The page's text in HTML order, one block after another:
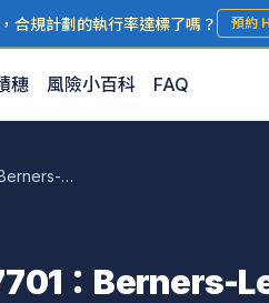
合規計劃的執行率達標了嗎？ 預約
穗 風險小百科 FAQ
個人資料艙與 ISO 27701：Berners-Lee 研究對台灣 PIMS 合規的啟示
：Berners-